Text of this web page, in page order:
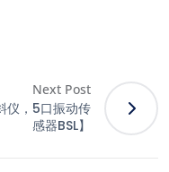
Next Post
仪，5口振动传
感器BSL】